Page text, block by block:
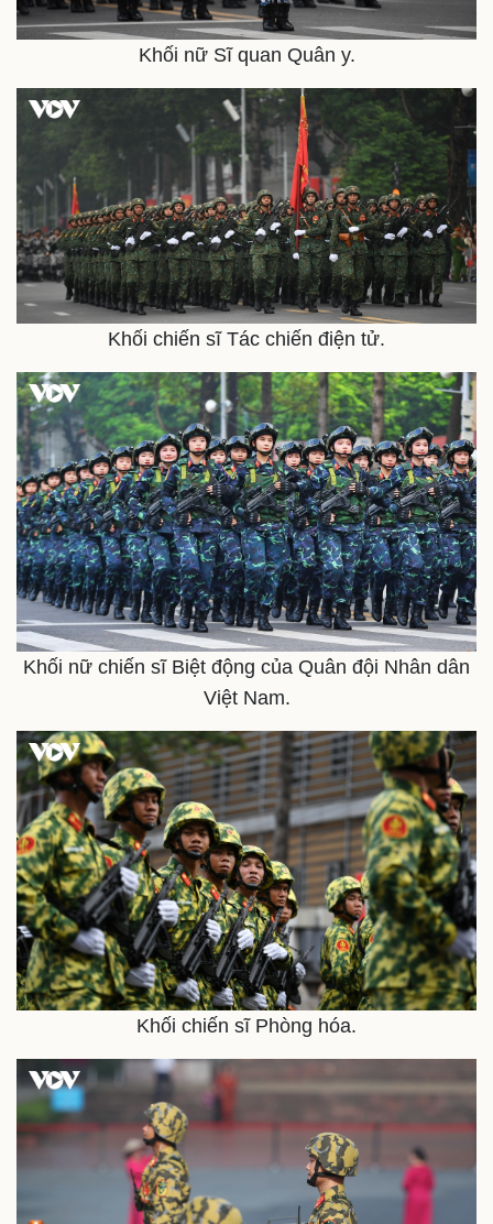
Pháp luật
Tin nóng
Tư vấn luật
Quân sự - Quốc phòng
Vũ khí
Việt Nam
Phân tích
Bóng đá
Lịch thi đấu bóng đá
Thế giới thể thao
Ô tô - Xe máy
Ô tô
Xe máy
Tư vấn
Khối nữ Sĩ quan Quân y.
Khối chiến sĩ Tác chiến điện tử.
Khối nữ chiến sĩ Biệt động của Quân đội Nhân dân
Việt Nam.
Khối chiến sĩ Phòng hóa.